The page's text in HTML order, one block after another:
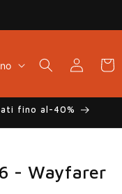
Accedi Carrello
fino al-40%
- Wayfarer